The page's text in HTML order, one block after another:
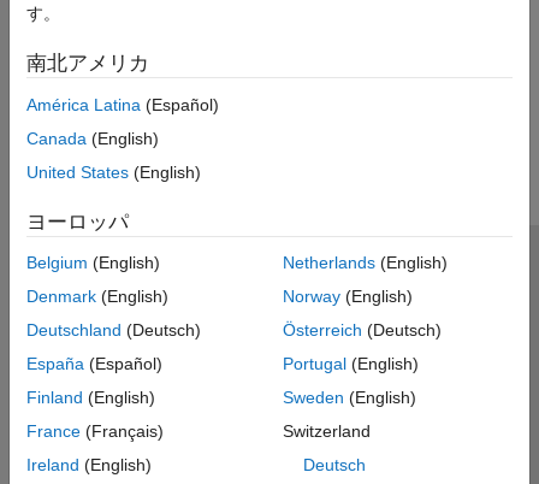
Medical Imaging Toolbox
Get Started with Medical Imaging
Toolbox
Import and Spatial Referencing
Display and Volume Rendering
Labeling and Segmentation
Cellpose for Microscopy Segmentation
Vision HDL Toolbox
す。
南北アメリカ
América Latina (Español)
Canada (English)
United States (English)
ヨーロッパ
Belgium (English)
Denmark (English)
Deutschland (Deutsch)
España (Español)
Finland (English)
France (Français)
Ireland (English)
Netherlands(English)
Norway(English)
Österreich (Deutsch)
Portugal(English)
Sweden (English)
Switzerland
Deutsch
トラストセンター
プライバシー ポリシー
違法コピー防止
アプリケーション ステータス
© 1994-2026 The MathWorks, Inc.